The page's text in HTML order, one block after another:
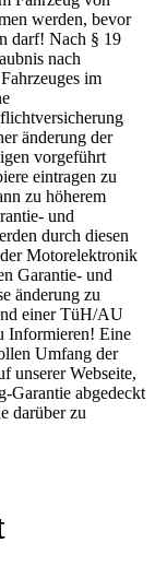
werden, bevor
darf! Nach § 19
nach
im
änderung der
vorgeführt
eintragen zu
zu höherem
und
durch diesen
Motorelektronik
Garantie- und
änderung zu
einer TüH/AU
Informieren! Eine
Umfang der
unserer Webseite,
Garantie abgedeckt
darüber zu